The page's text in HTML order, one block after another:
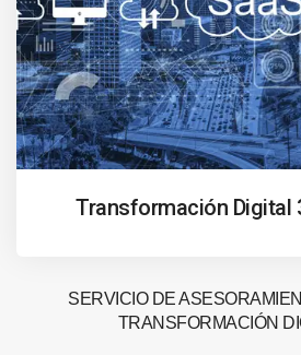
Transformación Digital
SERVICIO DE
TRANSFORMACIÓN